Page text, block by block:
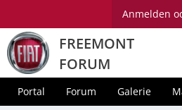
Anmelden
FREEMONT
FORUM
Portal Forum Galerie